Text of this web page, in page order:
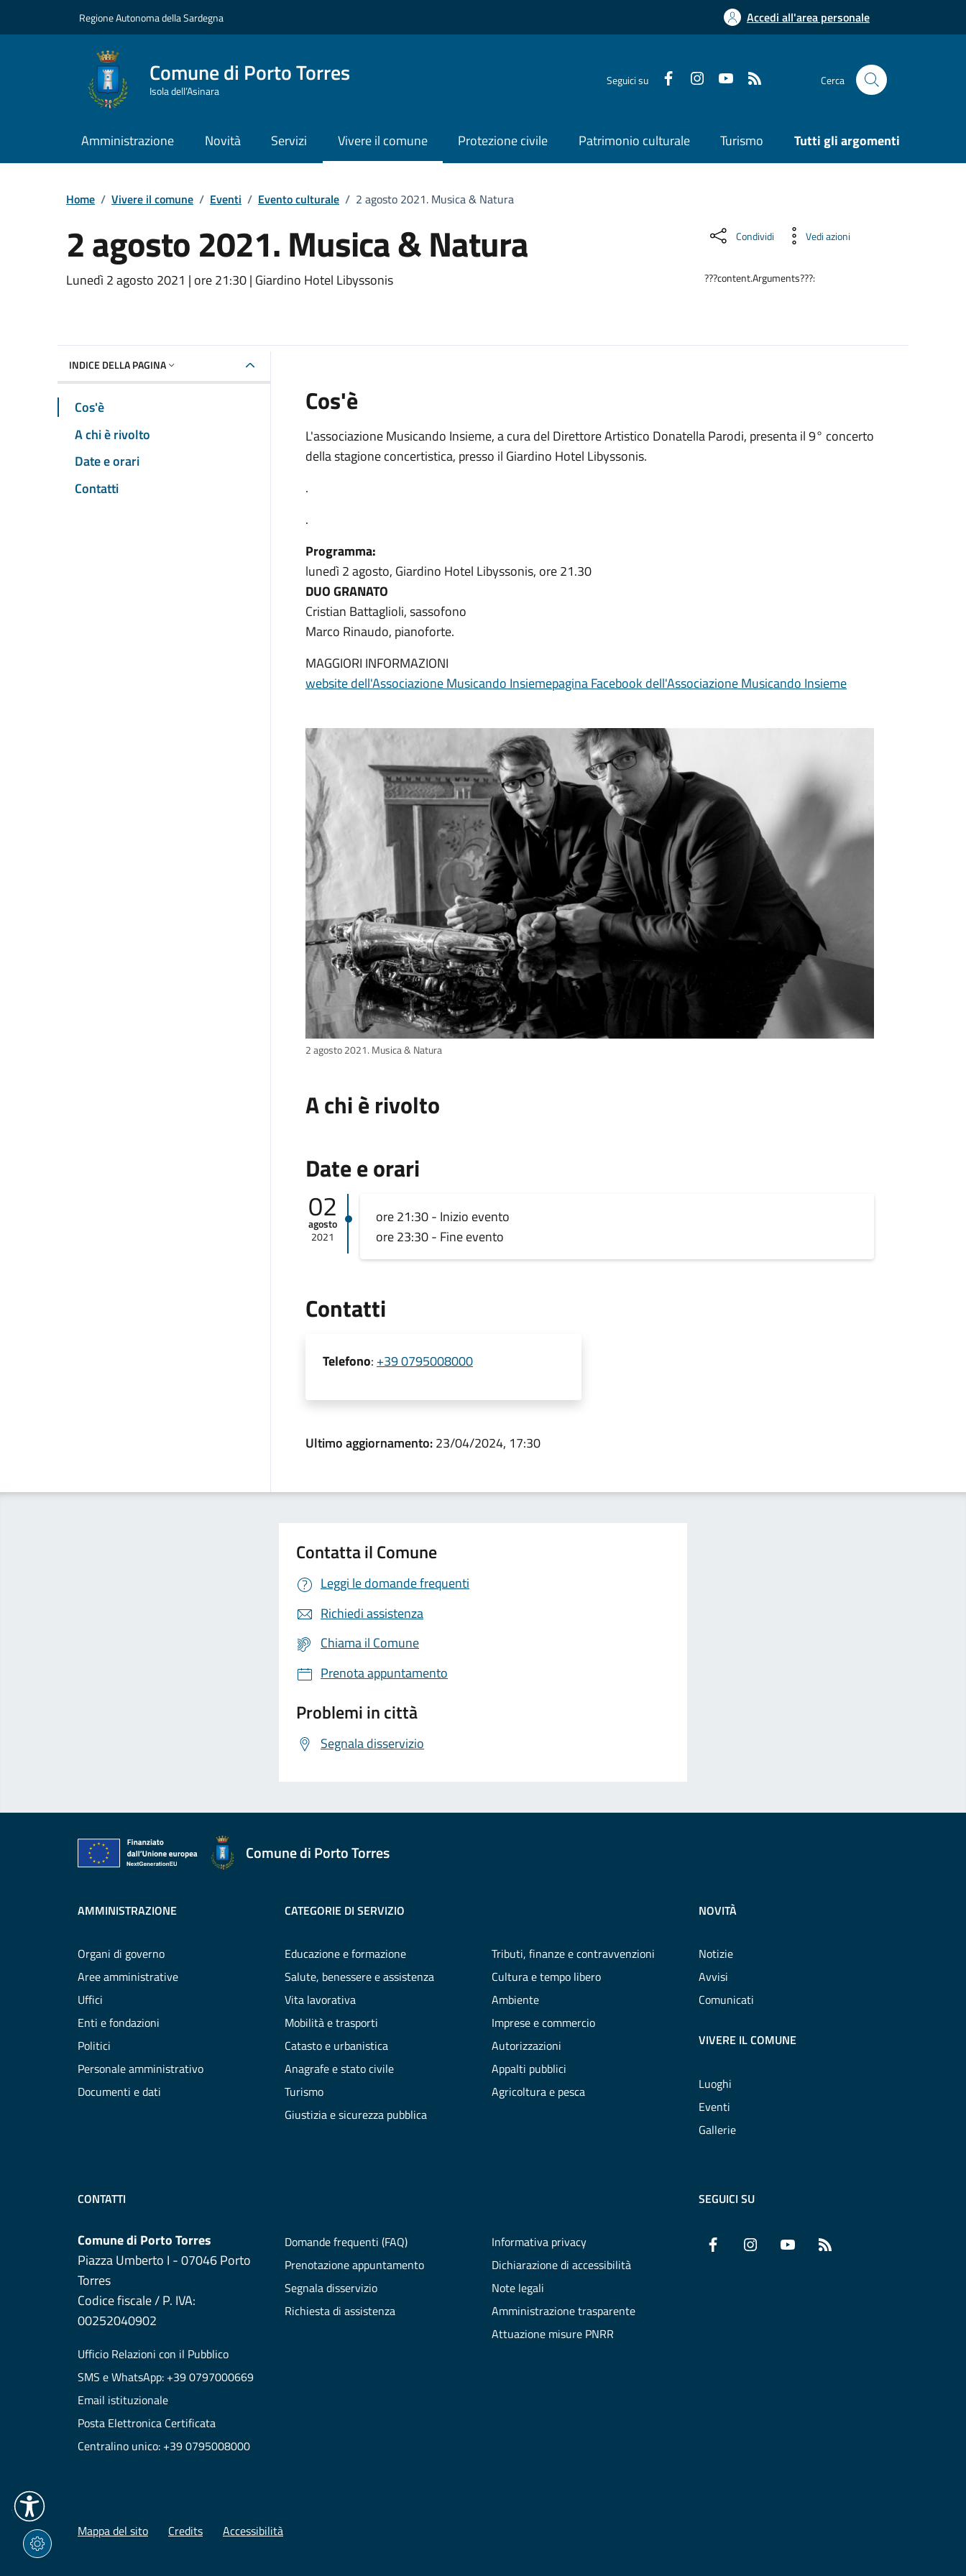
Regione Autonoma della Sardegna Accedi all'area personale
Comune di Porto Torres
Isola dell’Asinara
Seguici su Cerca
Amministrazione Novità Servizi Vivere il comune Protezione civile Patrimonio culturale Turismo Tutti gli argomenti
Home / Vivere il comune / Eventi / Evento culturale / 2 agosto 2021. Musica & Natura
2 agosto 2021. Musica & Natura
Dettaglio dell'evento
Lunedì 2 agosto 2021 | ore 21:30 | Giardino Hotel Libyssonis
Condividi Vedi azioni
???content.Arguments???:
INDICE DELLA PAGINA
Cos'è
A chi è rivolto
Date e orari
Contatti
Cos'è
L'associazione Musicando Insieme, a cura del Direttore Artistico Donatella Parodi, presenta il 9° concerto
della stagione concertistica, presso il Giardino Hotel Libyssonis.
.
.
Programma:
lunedì 2 agosto, Giardino Hotel Libyssonis, ore 21.30
DUO GRANATO
Cristian Battaglioli, sassofono
Marco Rinaudo, pianoforte.
MAGGIORI INFORMAZIONI
website dell'Associazione Musicando Insiemepagina Facebook dell'Associazione Musicando Insieme
2 agosto 2021. Musica & Natura
A chi è rivolto
Date e orari
02
agosto
2021
ore 21:30 - Inizio evento
ore 23:30 - Fine evento
Contatti
Telefono: +39 0795008000
Ultimo aggiornamento:23/04/2024, 17:30
Contatta il Comune
Leggi le domande frequenti
Richiedi assistenza
Chiama il Comune
Prenota appuntamento
Problemi in città
Segnala disservizio
Comune di Porto Torres
AMMINISTRAZIONE
Organi di governo
Aree amministrative
Uffici
Enti e fondazioni
Politici
Personale amministrativo
Documenti e dati
CATEGORIE DI SERVIZIO
Educazione e formazione
Salute, benessere e assistenza
Vita lavorativa
Mobilità e trasporti
Catasto e urbanistica
Anagrafe e stato civile
Turismo
Giustizia e sicurezza pubblica
Tributi, finanze e contravvenzioni
Cultura e tempo libero
Ambiente
Imprese e commercio
Autorizzazioni
Appalti pubblici
Agricoltura e pesca
NOVITÀ
Notizie
Avvisi
Comunicati
VIVERE IL COMUNE
Luoghi
Eventi
Gallerie
CONTATTI
Comune di Porto Torres
Piazza Umberto I - 07046 Porto
Torres
Codice fiscale / P. IVA:
00252040902
Ufficio Relazioni con il Pubblico
SMS e WhatsApp: +39 0797000669
Email istituzionale
Posta Elettronica Certificata
Centralino unico: +39 0795008000
Domande frequenti (FAQ)
Prenotazione appuntamento
Segnala disservizio
Richiesta di assistenza
Informativa privacy
Dichiarazione di accessibilità
Note legali
Amministrazione trasparente
Attuazione misure PNRR
SEGUICI SU
Facebook InstagramYouTube
Mappa del sito Credits Accessibilità